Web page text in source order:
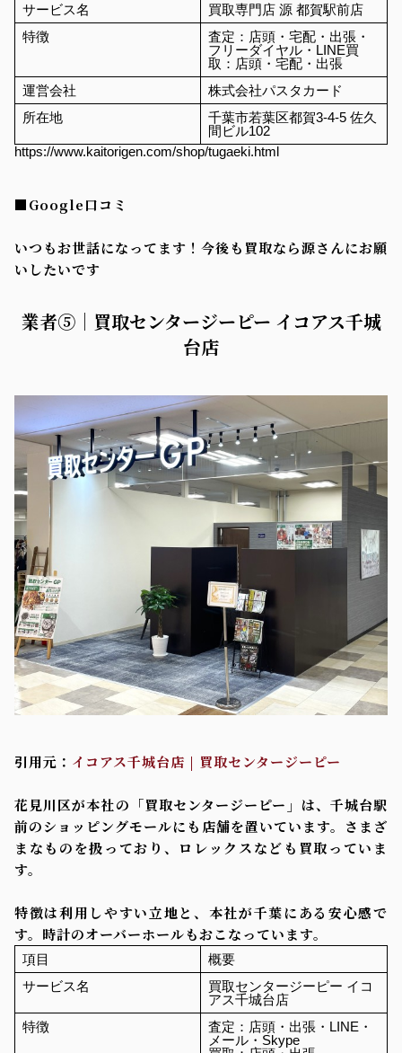
サービス名
買取専門店 源 都賀駅前店
特徴
査定：店頭・宅配・出張・
フリーダイヤル・LINE買
取：店頭・宅配・出張
運営会社
株式会社パスタカード
所在地
千葉市若葉区都賀3-4-5 佐久
間ビル102
https://www.kaitorigen.com/shop/tugaeki.html
■Google口コミ
いつもお世話になってます！今後も買取なら源さんにお願
いしたいです
業者⑤｜買取センタージーピー イコアス千城
台店
引用元： イコアス千城台店 | 買取センタージーピー
花見川区が本社の「買取センタージーピー」は、千城台駅
前のショッピングモールにも店舗を置いています。さまざ
まなものを扱っており、ロレックスなども買取っていま
す。
特徴は利用しやすい立地と、本社が千葉にある安心感で
す。時計のオーバーホールもおこなっています。
項目
概要
サービス名
買取センタージーピー イコ
アス千城台店
特徴
査定：店頭・出張・LINE・
メール・Skype